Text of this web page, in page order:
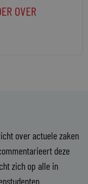
OVER
over actuele zaken
deze
zich op alle in